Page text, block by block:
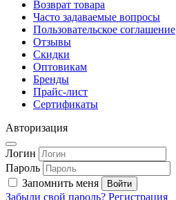
Возврат товара
Часто задаваемые вопросы
Пользовательское соглашение
Отзывы
Скидки
Оптовикам
Бренды
Прайс-лист
Сертификаты
Авторизация
Логин
Пароль
Запомнить меня
Забыли свой пароль? Регистрация